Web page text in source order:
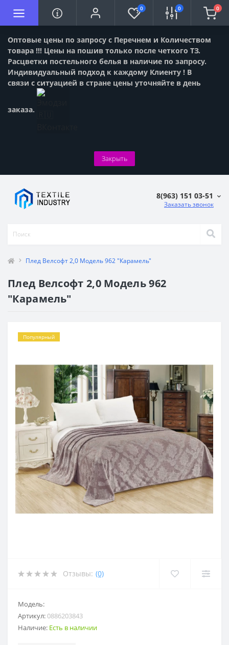
Оптовые цены по запросу с Перечнем и Количеством
товара !!! Цены на пошив только после четкого ТЗ.
Расцветки постельного белья в наличие по запросу.
Индивидуальный подход к каждому Клиенту ! В
связи с ситуацией в стране цены уточняйте в день
заказа.
Закрыть
0 0 0
8(963) 151 03-51
Заказать звонок
Плед Велсофт 2,0 Модель 962 "Карамель"
Плед Велсофт 2,0 Модель 962
"Карамель"
Популярный
Отзывы: (0)
Модель:
Артикул:0886203843
Наличие: Есть в наличии